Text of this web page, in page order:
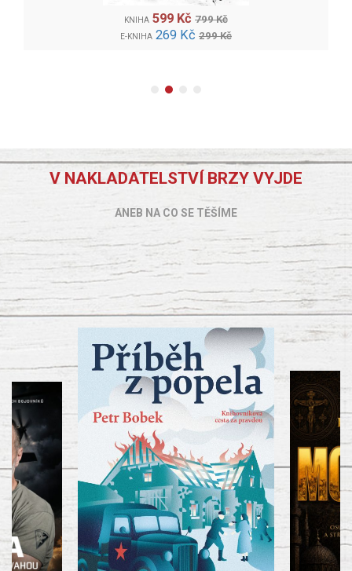
KNIHA 599 Kč 799 Kč
E-KNIHA 269 Kč 299 Kč
V NAKLADATELSTVÍ BRZY VYJDE
ANEB NA CO SE TĚŠÍME